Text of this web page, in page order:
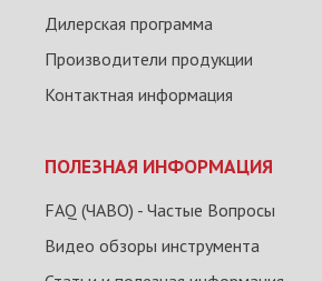
Дилерская программа
Производители продукции
Контактная информация
ПОЛЕЗНАЯ ИНФОРМАЦИЯ
FAQ (ЧАВО) - Частые Вопросы
Видео обзоры инструмента